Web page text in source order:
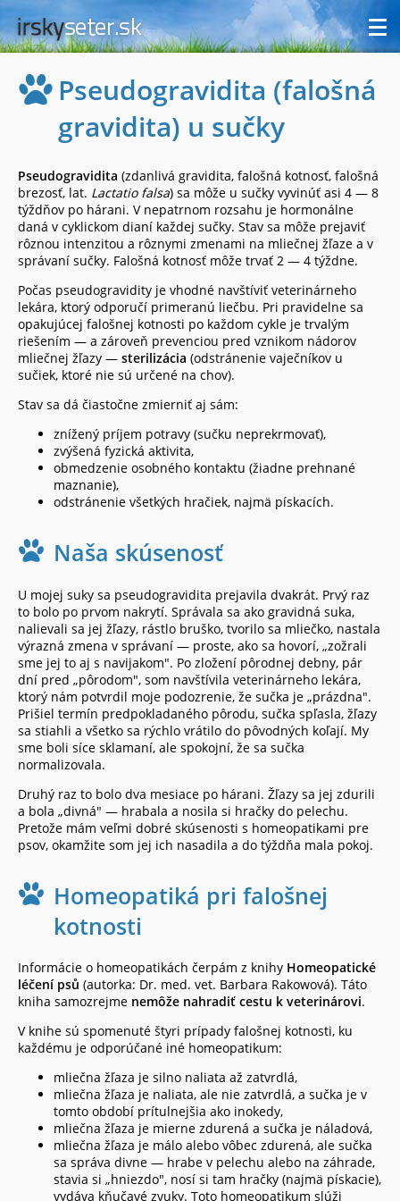
Pseudogravidita (falošná
gravidita) u sučky
Pseudogravidita (zdanlivá gravidita, falošná kotnosť, falošná
brezosť, lat. Lactatio falsa) sa môže u sučky vyvinúť asi 4 — 8
týždňov po hárani. V nepatrnom rozsahu je hormonálne
daná v cyklickom dianí každej sučky. Stav sa môže prejaviť
rôznou intenzitou a rôznymi zmenami na mliečnej žľaze a v
správaní sučky. Falošná kotnosť môže trvať 2 — 4 týždne.
Počas pseudogravidity je vhodné navštíviť veterinárneho
lekára, ktorý odporučí primeranú liečbu. Pri pravidelne sa
opakujúcej falošnej kotnosti po každom cykle je trvalým
riešením — a zároveň prevenciou pred vznikom nádorov
mliečnej žľazy — sterilizácia (odstránenie vaječníkov u
sučiek, ktoré nie sú určené na chov).
Stav sa dá čiastočne zmierniť aj sám:
znížený príjem potravy (sučku neprekrmovať),
zvýšená fyzická aktivita,
obmedzenie osobného kontaktu (žiadne prehnané
maznanie),
odstránenie všetkých hračiek, najmä pískacích.
Naša skúsenosť
U mojej suky sa pseudogravidita prejavila dvakrát. Prvý raz
to bolo po prvom nakrytí. Správala sa ako gravidná suka,
nalievali sa jej žľazy, rástlo bruško, tvorilo sa mliečko, nastala
výrazná zmena v správaní — proste, ako sa hovorí, „zožrali
sme jej to aj s navijakom". Po zložení pôrodnej debny, pár
dní pred „pôrodom", som navštívila veterinárneho lekára,
ktorý nám potvrdil moje podozrenie, že sučka je „prázdna".
Prišiel termín predpokladaného pôrodu, sučka spľasla, žľazy
sa stiahli a všetko sa rýchlo vrátilo do pôvodných koľají. My
sme boli síce sklamaní, ale spokojní, že sa sučka
normalizovala.
Druhý raz to bolo dva mesiace po hárani. Žľazy sa jej zdurili
a bola „divná" — hrabala a nosila si hračky do pelechu.
Pretože mám veľmi dobré skúsenosti s homeopatikami pre
psov, okamžite som jej ich nasadila a do týždňa mala pokoj.
Homeopatiká pri falošnej
kotnosti
Informácie o homeopatikách čerpám z knihy Homeopatické
léčení psů (autorka: Dr. med. vet. Barbara Rakowová). Táto
kniha samozrejme nemôže nahradiť cestu k veterinárovi.
V knihe sú spomenuté štyri prípady falošnej kotnosti, ku
každému je odporúčané iné homeopatikum:
mliečna žľaza je silno naliata až zatvrdlá,
mliečna žľaza je naliata, ale nie zatvrdlá, a sučka je v
tomto období prítulnejšia ako inokedy,
mliečna žľaza je mierne zdurená a sučka je náladová,
mliečna žľaza je málo alebo vôbec zdurená, ale sučka
sa správa divne — hrabe v pelechu alebo na záhrade,
stavia si „hniezdo", nosí si tam hračky (najmä pískacie),
vydáva kňučavé zvuky. Toto homeopatikum slúži